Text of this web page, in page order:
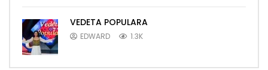
VEDETA POPULARA
EDWARD 1.3K